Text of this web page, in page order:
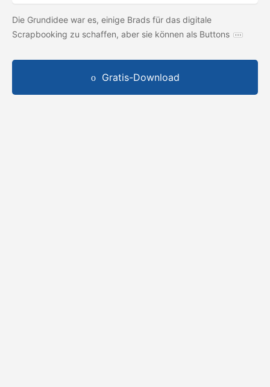
Die Grundidee war es, einige Brads für das digitale
Scrapbooking zu schaffen, aber sie können als Buttons
Gratis-Download